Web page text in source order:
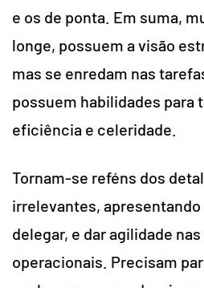
e os de ponta. Em suma,
longe, possuem a visão
mas se enredam nas
possuem habilidades para
eficiência e celeridade.
Tornam-se reféns dos
irrelevantes,
delegar, e dar agilidade
operacionais. Precisam